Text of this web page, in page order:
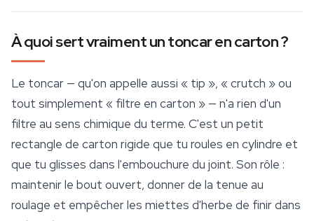
À quoi sert vraiment un toncar en carton ?
Le toncar — qu'on appelle aussi « tip », « crutch » ou
tout simplement « filtre en carton » — n'a rien d'un
filtre au sens chimique du terme. C'est un petit
rectangle de carton rigide que tu roules en cylindre et
que tu glisses dans l'embouchure du joint. Son rôle :
maintenir le bout ouvert, donner de la tenue au
roulage et empêcher les miettes d'herbe de finir dans